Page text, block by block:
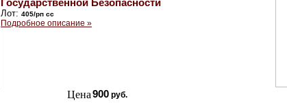
Государственной Безопасности
Лот: 405/рп сс
Подробное описание »
Цена900 руб.